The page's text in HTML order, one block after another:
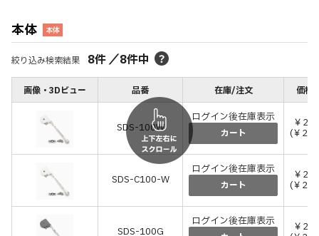
本体 本体
絞り込み検索結果 8件／8件中
画像・3Dビュー 品番 在庫/注文 価格(
SDS-100W
ログイン後在庫表示
カート
￥
(￥
SDS-C100-W
ログイン後在庫表示
カート
￥
(￥
SDS-100G
ログイン後在庫表示 ￥